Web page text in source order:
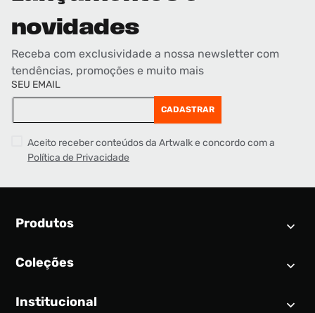
novidades
Receba com exclusividade a nossa newsletter com
tendências, promoções e muito mais
SEU EMAIL
CADASTRAR
Aceito receber conteúdos da Artwalk e concordo com a
Política de Privacidade
Produtos
Calendário SNEAKER
Tênis
Coleções
Air Jordan 1
Institucional